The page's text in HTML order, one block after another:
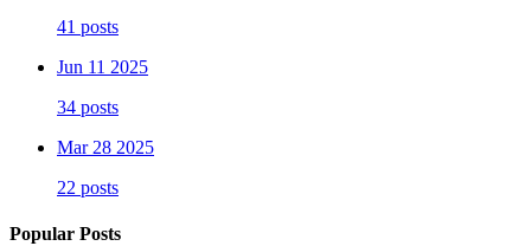
41 posts
Jun 11 2025
34 posts
Mar 28 2025
22 posts
Popular Posts